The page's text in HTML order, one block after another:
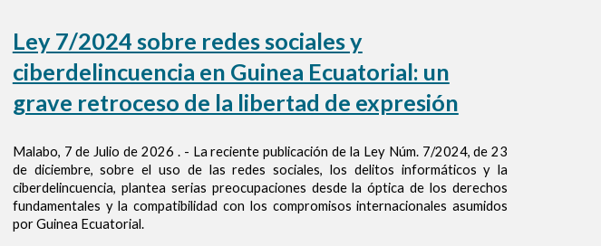
Ley 7/2024 sobre redes sociales y
ciberdelincuencia en Guinea Ecuatorial: un
grave retroceso de la libertad de expresión
Malabo, 7 de Julio de 2026 . - La reciente publicación de la Ley Núm. 7/2024, de 23
de diciembre, sobre el uso de las redes sociales, los delitos informáticos y la
ciberdelincuencia, plantea serias preocupaciones desde la óptica de los derechos
fundamentales y la compatibilidad con los compromisos internacionales asumidos
por Guinea Ecuatorial.